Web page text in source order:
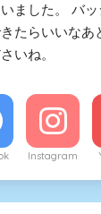
ました。 バッ
たらいいなあ
いね。
Instagram